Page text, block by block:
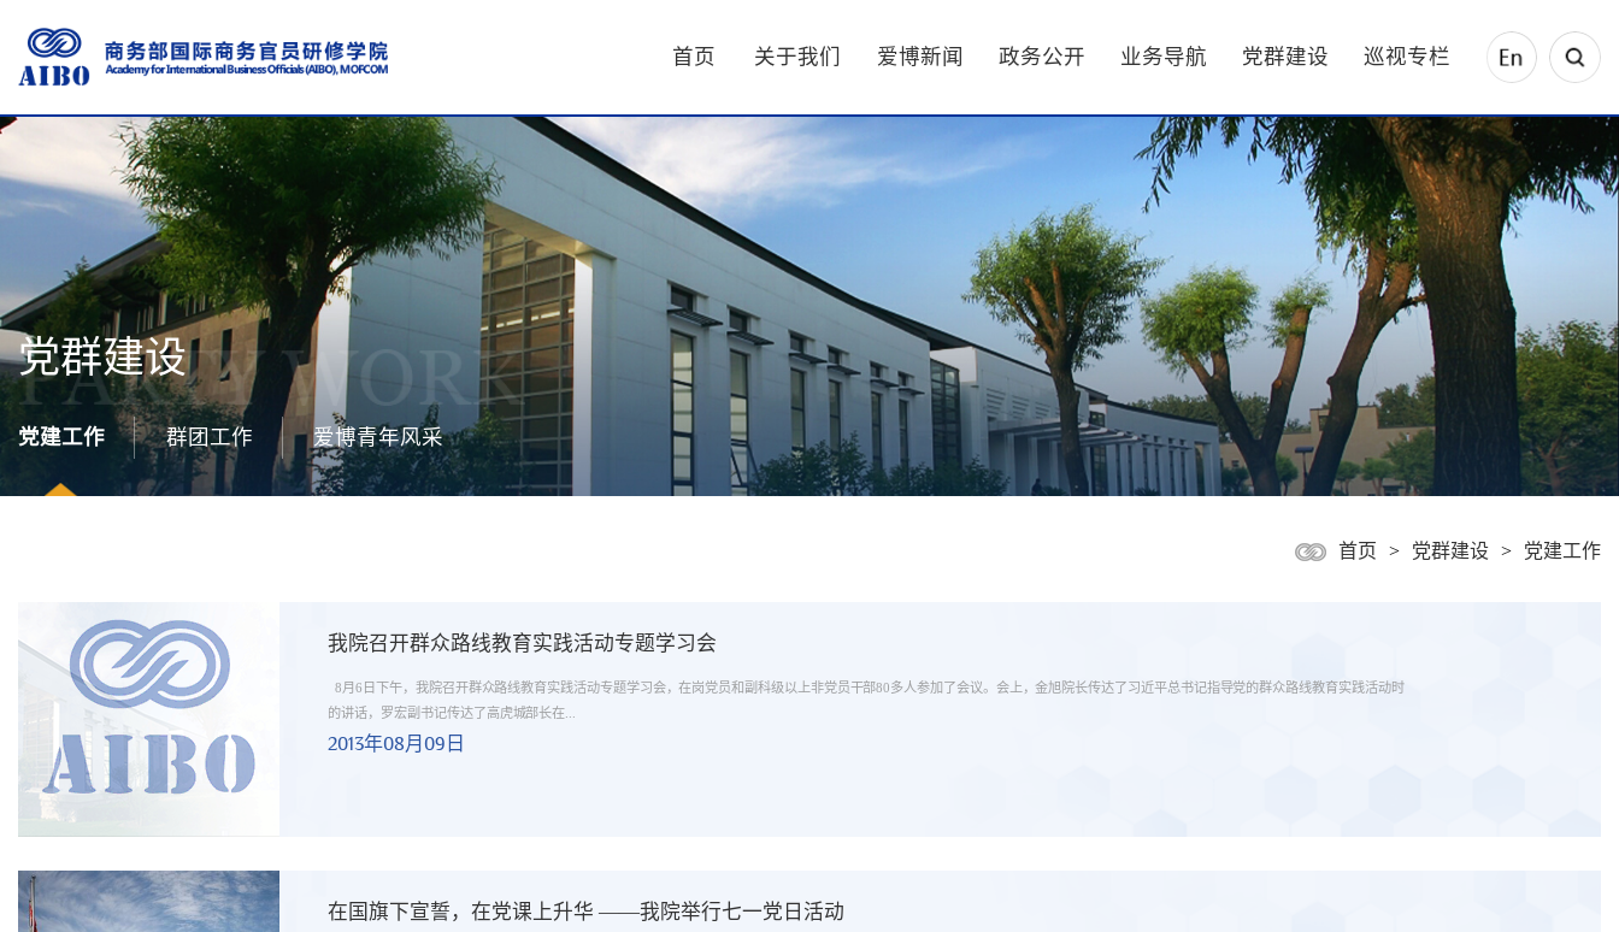
首页 关于我们 爱博新闻 政务公开 业务导航 党群建设 巡视专栏
党群建设
党建工作 群团工作 爱博青年风采
首页 > 党群建设 > 党建工作
我院召开群众路线教育实践活动专题学习会
8月6日下午，我院召开群众路线教育实践活动专题学习会，在岗党员和副科级以上非党员干部80多人参加了会议。会上，金旭院长传达了习近平总书记指导党的群众路线教育实践活动时
的讲话，罗宏副书记传达了高虎城部长在...
2013年08月09日
在国旗下宣誓，在党课上升华 ——我院举行七一党日活动